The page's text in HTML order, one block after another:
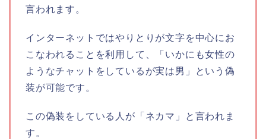
言われます。
インターネットではやりとりが文字を中心にお
こなわれることを利用して、「いかにも女性の
ようなチャットをしているが実は男」という偽
装が可能です。
この偽装をしている人が「ネカマ」と言われま
す。